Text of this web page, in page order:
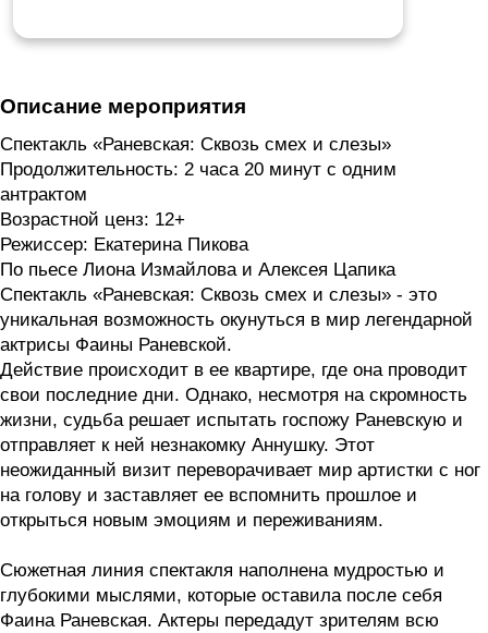
Описание мероприятия
Спектакль «Раневская: Сквозь смех и слезы»
Продолжительность: 2 часа 20 минут с одним
антрактом
Возрастной ценз: 12+
Режиссер: Екатерина Пикова
По пьесе Лиона Измайлова и Алексея Цапика
Спектакль «Раневская: Сквозь смех и слезы» - это
уникальная возможность окунуться в мир легендарной
актрисы Фаины Раневской.
Действие происходит в ее квартире, где она проводит
свои последние дни. Однако, несмотря на скромность
жизни, судьба решает испытать госпожу Раневскую и
отправляет к ней незнакомку Аннушку. Этот
неожиданный визит переворачивает мир артистки с ног
на голову и заставляет ее вспомнить прошлое и
открыться новым эмоциям и переживаниям.
Сюжетная линия спектакля наполнена мудростью и
глубокими мыслями, которые оставила после себя
Фаина Раневская. Актеры передадут зрителям всю